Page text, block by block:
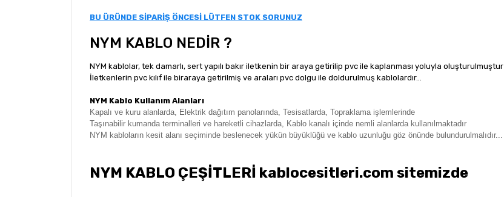
BU ÜRÜNDE SİPARİŞ ÖNCESİ LÜTFEN STOK SORUNUZ
NYM KABLO NEDİR ?
NYM kablolar, tek damarlı, sert yapılı bakır iletkenin bir araya getirilip pvc ile kaplanması yoluyla oluşturulmuştur
İletkenlerin pvc kılıf ile biraraya getirilmiş ve araları pvc dolgu ile doldurulmuş kablolardır...
NYM Kablo Kullanım Alanları
Kapalı ve kuru alanlarda, Elektrik dağıtım panolarında, Tesisatlarda, Topraklama işlemlerinde
Taşınabilir kumanda terminalleri ve hareketli cihazlarda, Kablo kanalı içinde nemli alanlardakullanılmaktadır
NYM kabloların kesit alanı seçiminde beslenecek yükün büyüklüğü ve kablo uzunluğu göz önünde bulundurulmalıdır...
NYM KABLO ÇEŞİTLERİ kablocesitleri.com sitemizde